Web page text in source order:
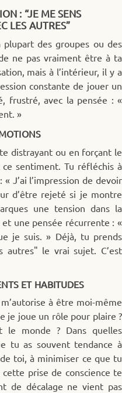
: “JE ME SENS
LES AUTRES”
des groupes ou des
ne pas vraiment être à ta
mais à l’intérieur, il y a
constante de jouer un
frustré, avec la pensée : «
»
distrayant ou en forçant le
ce sentiment. Tu réfléchis à
J’ai l’impression de devoir
d’être rejeté si je montre
une tension dans la
une pensée récurrente : «
je suis. » Déjà, tu prends
autres" le vrai sujet. C’est
ET HABITUDES
à être moi-même
je joue un rôle pour plaire ?
monde ? Dans quelles
tu as souvent tendance à
toi, à minimiser ce que tu
prise de conscience te
de décalage ne vient pas